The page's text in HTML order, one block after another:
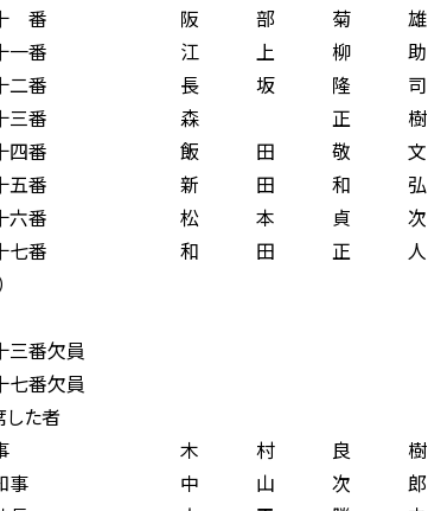
番 阪 部 菊 雄
一番 江 上 柳 助
二番 長 坂 隆 司
三番 森 正 樹
四番 飯 田 敬 文
五番 新 田 和 弘
六番 松 本 貞 次
七番 和 田 正 人
欠員
欠員
た者
木 村 良 樹
事 中 山 次 郎